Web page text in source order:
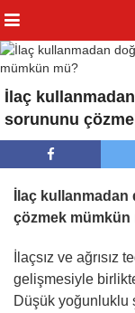
İlaç
sorununu
İlaç
çözmek mümkün
İlaçsız ve
gelişmesiyle
Düşük yoğunluklu